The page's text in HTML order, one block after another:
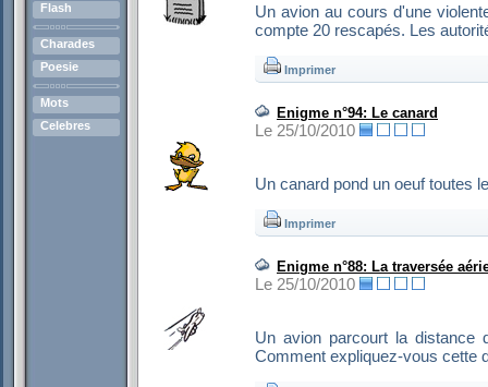
Flash
Charades
Poesie
Mots
Celebres
Un avion au cours d'une
compte 20 rescapés. Les
Imprimer
Enigme n°94: Le canard
Le 25/10/2010
Un canard pond un oeuf toutes
Imprimer
Enigme n°88: La traversée
Le 25/10/2010
Un avion parcourt la distance
Comment expliquez-vous cette